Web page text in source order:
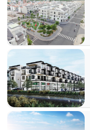
Hải Dương
Gia Lai
Bình Phước
Hưng Yên
Bình Định
Tiền Giang